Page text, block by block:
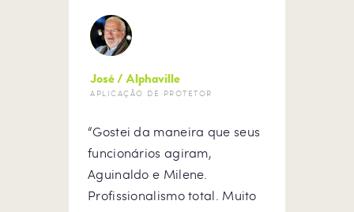
José / Alphaville
APLICAÇÃO DE PROTETOR
“Gostei da maneira que seus
funcionários agiram,
Aguinaldo e Milene.
Profissionalismo total. Muito